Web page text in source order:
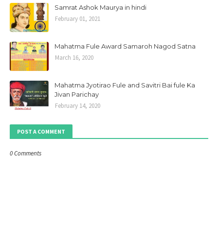
Samrat Ashok Maurya in hindi
February 01, 2021
Mahatma Fule Award Samaroh Nagod Satna
March 16, 2020
Mahatma Jyotirao Fule and Savitri Bai fule Ka
Jivan Parichay
February 14, 2020
POST A COMMENT
0 Comments